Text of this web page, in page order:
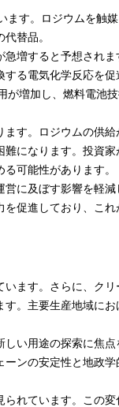
ます。ロジウムを触
替品。
増すると予想されま
る電気化学反応を促
が増加し、燃料電池
ます。ロジウムの供給
になります。投資家
可能性があります。
に及ぼす影響を軽減
促進しており、これ
ます。さらに、クリ
す。主要生産地域にお
い用途の探索に焦点
ンの安定性と地政学
れています。この変